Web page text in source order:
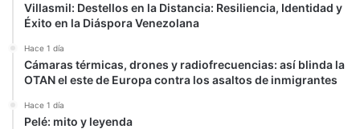
Villasmil: Destellos en la Distancia: Resiliencia, Identidad y
Éxito en la Diáspora Venezolana
Hace 1 día
Cámaras térmicas, drones y radiofrecuencias: así blinda la
OTAN el este de Europa contra los asaltos de inmigrantes
Hace 1 día
Pelé: mito y leyenda